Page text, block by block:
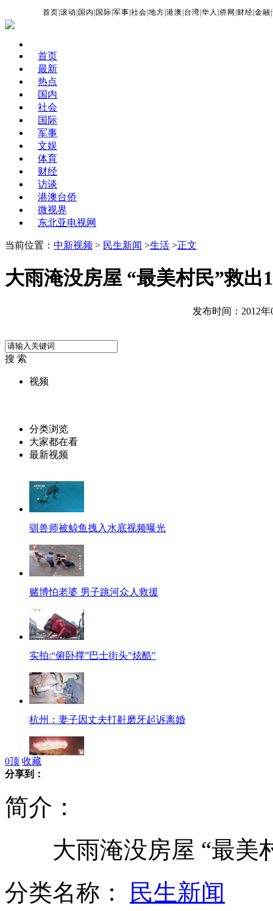
首页 |滚动 国内 国际 |军事 |社会 |地方 |港澳 台湾 |华人 |侨网 财经 |金融 |
首页
最新
热点
国内
社会
国际
军事
文娱
体育
财经
访谈
港澳台侨
微视界
东北亚电视网
当前位置： 中新视频 > 民生新闻 >生活 >正文
大雨淹没房屋 “最美村民”救出
发布时间：2012年
搜 索
视频
分类浏览
大家都在看
最新视频
驯兽师被鲸鱼拽入水底视频曝光
赌博怕老婆 男子跳河众人救援
实拍:“俯卧撑”巴士街头"炫酷"
杭州：妻子因丈夫打鼾磨牙起诉离婚
暴雨致河北保定26人死亡20人失踪
0顶 收藏
分享到：
简介：
大雨淹没房屋 “最美
分类名称：
民生新闻